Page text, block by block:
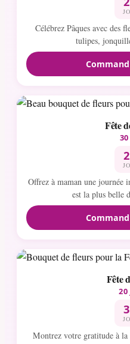
Célébrez Pâques avec des
tulipes,
Fête
Offrez à maman une journée
est la plus belle
Fête
20
Montrez votre gratitude à la